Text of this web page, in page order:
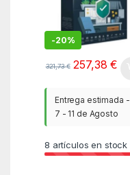
-20%
321,73€ 257,38€
Entrega estimada -
7 - 11 de Agosto
8 artículos en stock